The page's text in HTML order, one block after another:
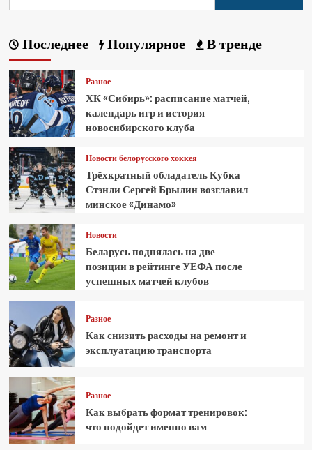
Последнее Популярное В тренде
Разное
ХК «Сибирь»: расписание матчей,
календарь игр и история
новосибирского клуба
Новости белорусского хоккея
Трёхкратный обладатель Кубка
Стэнли Сергей Брылин возглавил
минское «Динамо»
Новости
Беларусь поднялась на две
позиции в рейтинге УЕФА после
успешных матчей клубов
Разное
Как снизить расходы на ремонт и
эксплуатацию транспорта
Разное
Как выбрать формат тренировок:
что подойдет именно вам